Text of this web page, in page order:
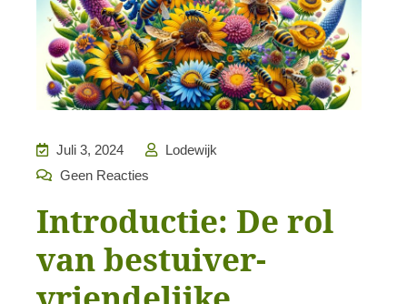
Juli 3, 2024
Lodewijk
Geen Reacties
Introductie: De rol
van bestuiver-